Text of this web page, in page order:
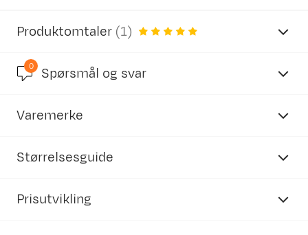
Produktomtaler (1)
5.0
Live Bekreftet kjøper
0 Spørsmål og svar
Varemerke
Størrelsesguide
Mammut dame
Prisutvikling